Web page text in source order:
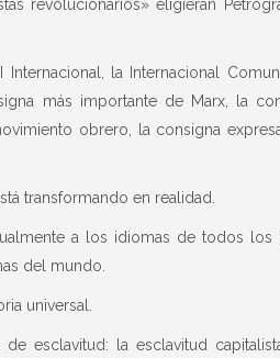
revolucionarios» eligieran
la Internacional
más importante de Marx, la
obrero, la consigna
transformando en realidad.
a los idiomas de todos
del mundo.
universal.
esclavitud: la esclavitud